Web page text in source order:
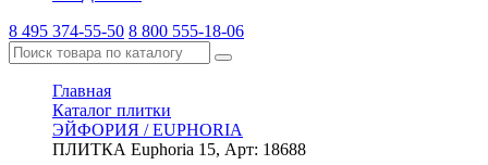
8 495 374-55-50 8 800 555-18-06
Главная
Каталог плитки
ЭЙФОРИЯ / EUPHORIA
ПЛИТКА Euphoria 15, Арт: 18688